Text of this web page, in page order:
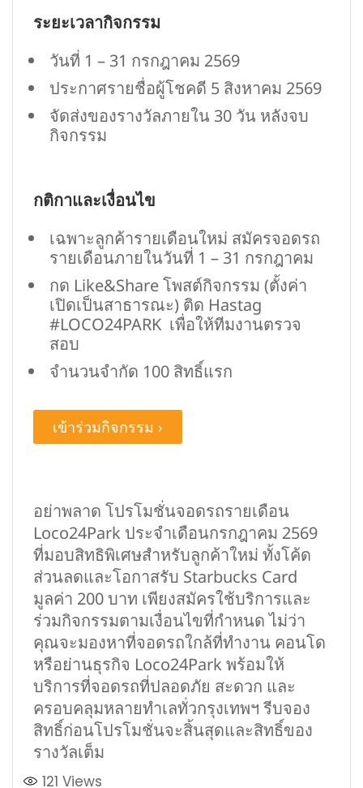
ระยะเวลากิจกรรม
วันที่ 1 – 31 กรกฎาคม 2569
ประกาศรายชื่อผู้โชคดี 5 สิงหาคม 2569
จัดส่งของรางวัลภายใน 30 วัน หลังจบ
กิจกรรม
กติกาและเงื่อนไข
เฉพาะลูกค้ารายเดือนใหม่ สมัครจอดรถ
รายเดือนภายในวันที่ 1 – 31 กรกฎาคม
กด Like&Share โพสต์กิจกรรม (ตั้งค่า
เปิดเป็นสาธารณะ) ติด Hastag
#LOCO24PARK เพื่อให้ทีมงานตรวจ
สอบ
จำนวนจำกัด 100 สิทธิ์แรก
เข้าร่วมกิจกรรม ›
อย่าพลาด โปรโมชั่นจอดรถรายเดือน
Loco24Park ประจำเดือนกรกฎาคม 2569
ที่มอบสิทธิพิเศษสำหรับลูกค้าใหม่ ทั้งโค้ด
ส่วนลดและโอกาสรับ Starbucks Card
มูลค่า 200 บาท เพียงสมัครใช้บริการและ
ร่วมกิจกรรมตามเงื่อนไขที่กำหนด ไม่ว่า
คุณจะมองหาที่จอดรถใกล้ที่ทำงาน คอนโด
หรือย่านธุรกิจ Loco24Park พร้อมให้
บริการที่จอดรถที่ปลอดภัย สะดวก และ
ครอบคลุมหลายทำเลทั่วกรุงเทพฯ รีบจอง
สิทธิ์ก่อนโปรโมชั่นจะสิ้นสุดและสิทธิ์ของ
รางวัลเต็ม
121 Views